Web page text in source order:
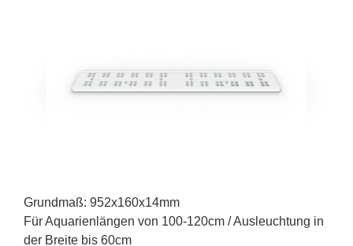
Grundmaß: 952x160x14mm
Für Aquarienlängen von 100-120cm / Ausleuchtung in
der Breite bis 60cm